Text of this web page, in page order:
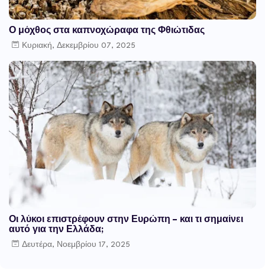
Ο μόχθος στα καπνοχώραφα της Φθιώτιδας
Κυριακή, Δεκεμβρίου 07, 2025
Οι λύκοι επιστρέφουν στην Ευρώπη – και τι σημαίνει
αυτό για την Ελλάδα;
Δευτέρα, Νοεμβρίου 17, 2025